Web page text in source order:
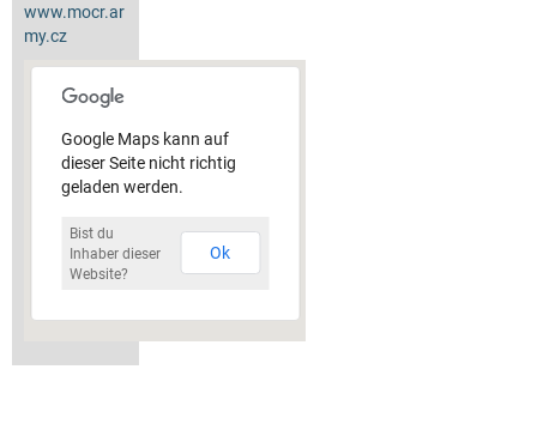
www.mocr.ar
my.cz
Google Maps kann auf
dieser Seite nicht richtig
geladen werden.
Bist du
Inhaber dieser
Website?
Ok